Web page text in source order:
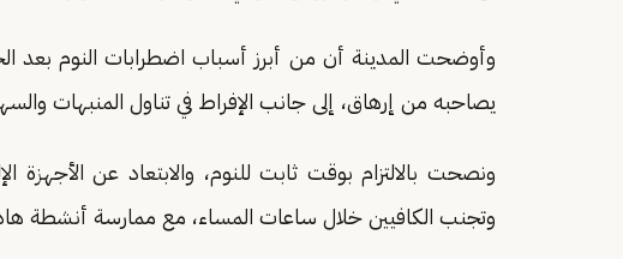
وأوضحت المدينة أن من أبرز أسباب اضطرابات النوم بعد
يصاحبه من إرهاق، إلى جانب الإفراط في تناول المنبهات
ونصحت بالالتزام بوقت ثابت للنوم، والابتعاد عن الأجهزة
وتجنب الكافيين خلال ساعات المساء، مع ممارسة أنشطة